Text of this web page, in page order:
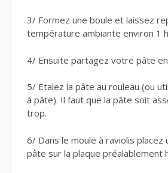
3/ Formez une boule et laissez
température ambiante environ 1
4/ Ensuite partagez votre pâte
5/ Etalez la pâte au rouleau (ou
à pâte). Il faut que la pâte soit
trop.
6/ Dans le moule à raviolis placez
pâte sur la plaque préalablement